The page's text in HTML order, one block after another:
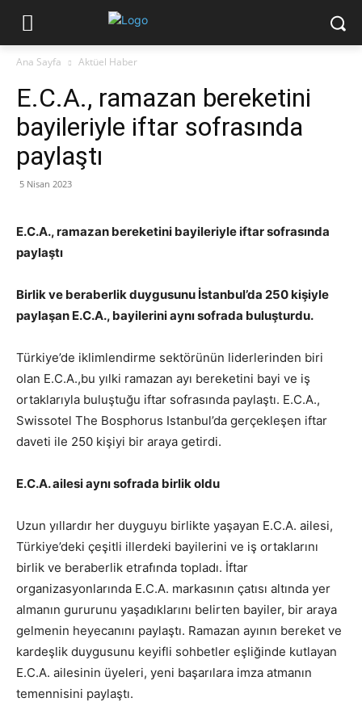
Ana Sayfa Aktüel Haber
E.C.A., ramazan bereketini
bayileriyle iftar sofrasında
paylaştı
5 Nisan 2023
E.C.A., ramazan bereketini bayileriyle iftar sofrasında
paylaştı
Birlik ve beraberlik duygusunu İstanbul’da 250 kişiyle
paylaşan E.C.A., bayilerini aynı sofrada buluşturdu.
Türkiye’de iklimlendirme sektörünün liderlerinden biri
olan E.C.A.,bu yılki ramazan ayı bereketini bayi ve iş
ortaklarıyla buluştuğu iftar sofrasında paylaştı. E.C.A.,
Swissotel The Bosphorus Istanbul’da gerçekleşen iftar
daveti ile 250 kişiyi bir araya getirdi.
E.C.A. ailesi aynı sofrada birlik oldu
Uzun yıllardır her duyguyu birlikte yaşayan E.C.A. ailesi,
Türkiye’deki çeşitli illerdeki bayilerini ve iş ortaklarını
birlik ve beraberlik etrafında topladı. İftar
organizasyonlarında E.C.A. markasının çatısı altında yer
almanın gururunu yaşadıklarını belirten bayiler, bir araya
gelmenin heyecanını paylaştı. Ramazan ayının bereket ve
kardeşlik duygusunu keyifli sohbetler eşliğinde kutlayan
E.C.A. ailesinin üyeleri, yeni başarılara imza atmanın
temennisini paylaştı.